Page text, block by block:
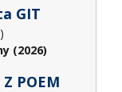
GIT
(2026)
POEM